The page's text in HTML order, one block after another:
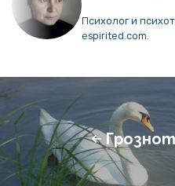
Психолог и
espirited.com.